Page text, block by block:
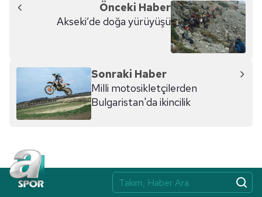
Önceki Haber
Akseki’de doğa yürüyüşü
Sonraki Haber
Milli motosikletçilerden
Bulgaristan'da ikincilik